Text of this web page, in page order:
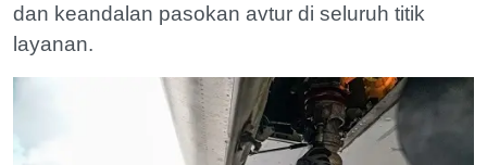
dan keandalan pasokan avtur di seluruh titik
layanan.